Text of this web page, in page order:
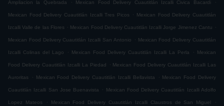
Ampliacion la Quebrada Mexican Food Delivery Cuautitlán Izcalli Civica Bacardi
Mexican Food Delivery Cuautitlán Izcalli Tres Picos . Mexican Food Delivery Cuautitlán
Izcalli Valle de las Flores . Mexican Food Delivery Cuautitlán Izcalli Jorge Jimenez Cantu .
Mexican Food Delivery Cuautitlán Izcalli San Antonio . Mexican Food Delivery Cuautitlán
Izcalli Colinas del Lago . Mexican Food Delivery Cuautitlán Izcalli La Perla . Mexican
Food Delivery Cuautitlán Izcalli La Piedad . Mexican Food Delivery Cuautitlán Izcalli Las
Auroritas . Mexican Food Delivery Cuautitlán Izcalli Bellavista . Mexican Food Delivery
Cuautitlán Izcalli San Jose Buenavista . Mexican Food Delivery Cuautitlán Izcalli Adolfo
Lopez Mateos . Mexican Food Delivery Cuautitlán Izcalli Claustros de San Miguel .